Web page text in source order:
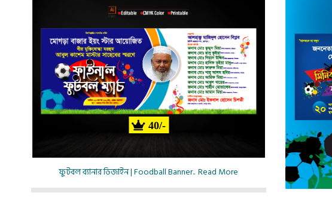
40/-
ফুটবল ব্যানার ডিজাইন | Foodball Banner.. Read More